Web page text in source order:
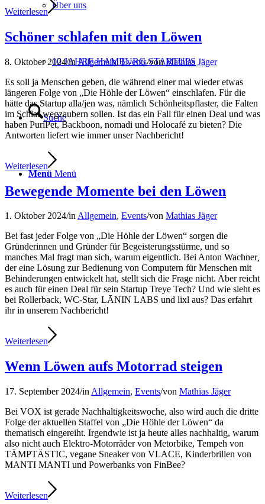
Über uns
10 JAHRE HAMBURG STARTUPS
Suche
Menü Menü
Weiterlesen
Schöner schlafen mit den Löwen
8. Oktober 2024/inAllgemein,Events/vonMathias Jäger
Es soll ja Menschen geben, die während einer mal wieder etwas
längeren Folge von „Die Höhle der Löwen“ einschlafen. Für die
hätte das Startup alla/jen was, nämlich Schönheitspflaster, die Falten
im Schlaf wegzaubern sollen. Ist das ein Fall für einen Deal und was
haben PuriPet, Backboon, nomadi und Holocafé zu bieten? Die
Antworten liefert wie immer unser Nachbericht!
Weiterlesen
Bewegende Momente bei den Löwen
1. Oktober 2024/inAllgemein, Events/von Mathias Jäger
Bei fast jeder Folge von „Die Höhle der Löwen“ sorgen die
Gründerinnen und Gründer für Begeisterungsstürme, und so
manches Mal fragt man sich, warum eigentlich. Bei Anton Wachner,
der eine Lösung zur Bedienung von Computern für Menschen mit
Behinderungen entwickelt hat, stellt sich die Frage nicht. Aber reicht
es auch für einen Deal für sein Startup Treye Tech? Und wie sieht es
bei Rollerback, WC-Star, LĀNIN LABS und lixl aus? Das erfahrt
ihr in unserem Nachbericht!
Weiterlesen
Wenn Löwen aufs Motorrad steigen
17. September 2024/in Allgemein, Events/von Mathias Jäger
Bei VOX ist gerade Nachhaltigkeitswoche, also wird auch die dritte
Folge der aktuellen Staffel von „Die Höhle der Löwen“ da
thematisch eingereiht. Irgendwie ist ja heute alles nachhaltig, warum
also nicht auch Elektro-Motorräder von Metorbike, Tempeh von
TÄMPTÄSTIC, vegane Sneaker von VLACE, Kinderbrillen von
MANTI MANTI und Powerbanks von FinBee?
Weiterlesen